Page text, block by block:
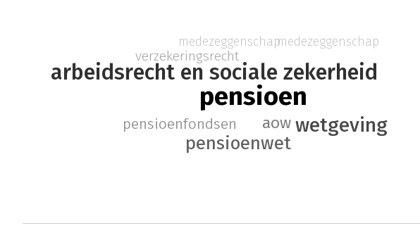
pensioen
arbeidsrecht en sociale zekerheid
wetgeving
pensioenwet
aow
pensioenfondsen
verzekeringsrecht
medezeggenschapmedezeggenschap